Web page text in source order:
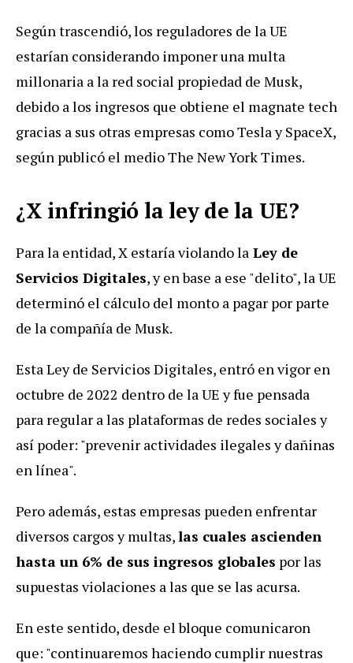
Según trascendió, los reguladores de la UE
estarían considerando imponer una multa
millonaria a la red social propiedad de Musk,
debido a los ingresos que obtiene el magnate tech
gracias a sus otras empresas como Tesla y SpaceX,
según publicó el medio The New York Times.
¿X infringió la ley de la UE?
Para la entidad, X estaría violando la Ley de
Servicios Digitales, y en base a ese "delito", la UE
determinó el cálculo del monto a pagar por parte
de la compañía de Musk.
Esta Ley de Servicios Digitales, entró en vigor en
octubre de 2022 dentro de la UE y fue pensada
para regular a las plataformas de redes sociales y
así poder: "prevenir actividades ilegales y dañinas
en línea".
Pero además, estas empresas pueden enfrentar
diversos cargos y multas,las cuales ascienden
hasta un 6% de sus ingresos globales por las
supuestas violaciones a las que se las acursa.
En este sentido, desde el bloque comunicaron
que: "continuaremos haciendo cumplir nuestras